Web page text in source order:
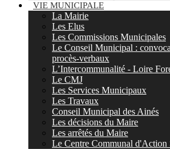
VIE MUNICIPALE
La Mairie
Les Elus
Les Commissions Municipales
Le Conseil Municipal :
procès-verbaux
L’Intercommunalité - Loire
Le CMJ
Les Services Municipaux
Les Travaux
Conseil Municipal des Ainés
Les décisions du Maire
Les arrêtés du Maire
Le Centre Communal